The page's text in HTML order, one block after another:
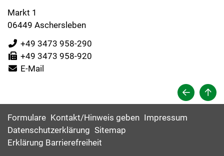
Markt 1
06449 Aschersleben
+49 3473 958-290
+49 3473 958-920
E-Mail
Formulare Kontakt/Hinweis geben Impressum
Datenschutzerklärung Sitemap
Erklärung Barrierefreiheit